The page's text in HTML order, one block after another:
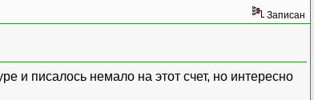
Записан
и писалось немало на этот счет, но интересно